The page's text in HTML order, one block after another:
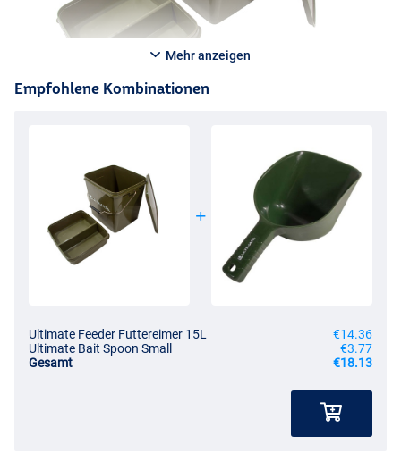
Mehr anzeigen
Empfohlene Kombinationen
Ultimate Feeder Futtereimer 15L
€14.36
Ultimate Bait Spoon Small
€3.77
Gesamt
€18.13